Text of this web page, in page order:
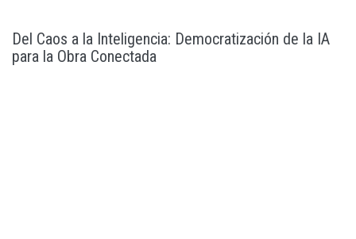
Del Caos a la Inteligencia: Democratización de la IA
para la Obra Conectada